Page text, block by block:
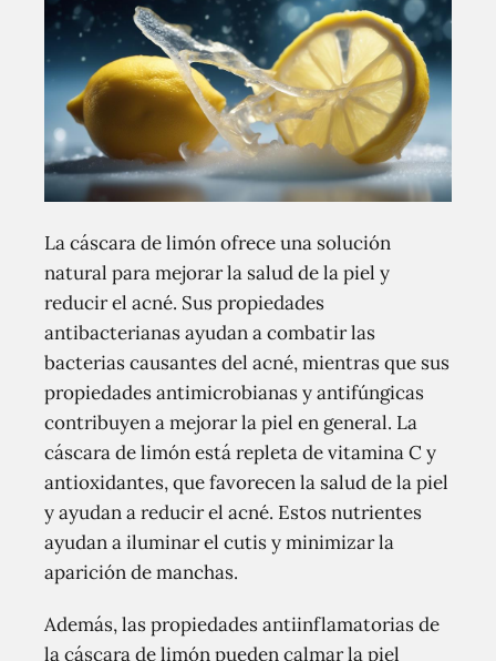
La cáscara de limón ofrece una solución
natural para mejorar la salud de la piel y
reducir el acné. Sus propiedades
antibacterianas ayudan a combatir las
bacterias causantes del acné, mientras que sus
propiedades antimicrobianas y antifúngicas
contribuyen a mejorar la piel en general. La
cáscara de limón está repleta de vitamina C y
antioxidantes, que favorecen la salud de la piel
y ayudan a reducir el acné. Estos nutrientes
ayudan a iluminar el cutis y minimizar la
aparición de manchas.
Además, las propiedades antiinflamatorias de
la cáscara de limón pueden calmar la piel